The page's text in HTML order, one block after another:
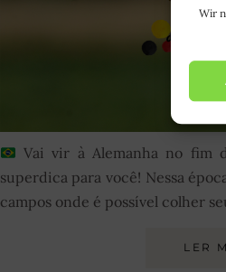
Wir
Vai vir à Alemanha no fim
superdica para você! Nessa
campos onde é possível colher
LER